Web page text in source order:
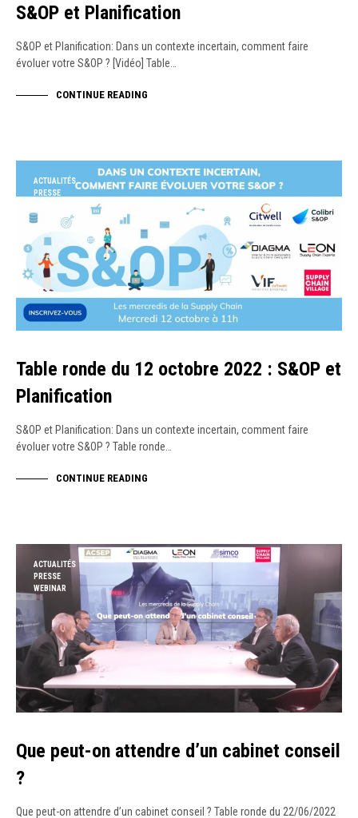
S&OP et Planification
S&OP et Planification: Dans un contexte incertain, comment faire
évoluer votre S&OP ? [Vidéo] Table…
CONTINUE READING
ACTUALITÉS
PRESSE
Table ronde du 12 octobre 2022 : S&OP et
Planification
S&OP et Planification: Dans un contexte incertain, comment faire
évoluer votre S&OP ? Table ronde…
CONTINUE READING
ACTUALITÉS
PRESSE
WEBINAR
Que peut-on attendre d’un cabinet conseil
?
Que peut-on attendre d’un cabinet conseil ? Table ronde du 22/06/2022